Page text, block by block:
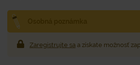
Zaregistrujte sa a získate možnosť